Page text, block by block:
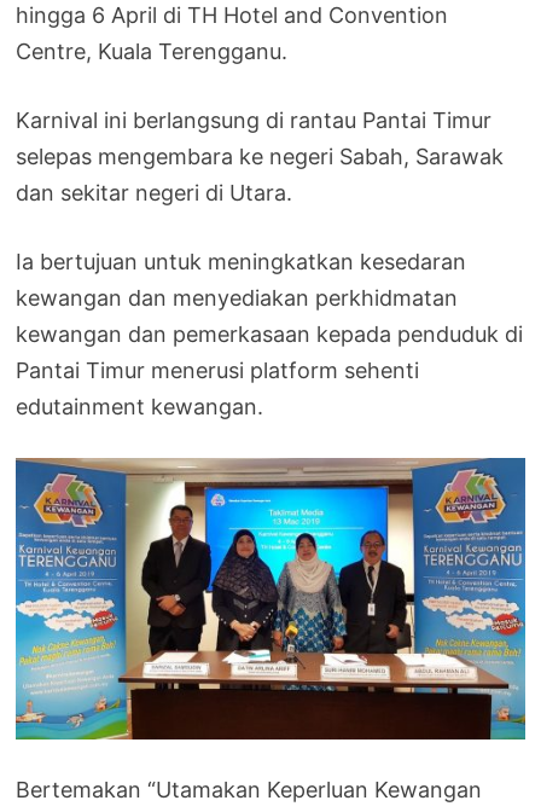
hingga 6 April di TH Hotel and Convention
Centre, Kuala Terengganu.
Karnival ini berlangsung di rantau Pantai Timur
selepas mengembara ke negeri Sabah, Sarawak
dan sekitar negeri di Utara.
Ia bertujuan untuk meningkatkan kesedaran
kewangan dan menyediakan perkhidmatan
kewangan dan pemerkasaan kepada penduduk di
Pantai Timur menerusi platform sehenti
edutainment kewangan.
Bertemakan “Utamakan Keperluan Kewangan